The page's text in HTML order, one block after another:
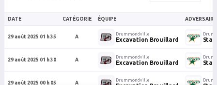
DATE CATÉGORIE ÉQUIPE ADVERSAIRE
29 août 2025 01 h 35 A
Drummondville
Excavation Brouillard
29 août 2025 01 h 30 A
Drummondville
Excavation Brouillard
29 août 2025 00 h 05 A
Drummondville